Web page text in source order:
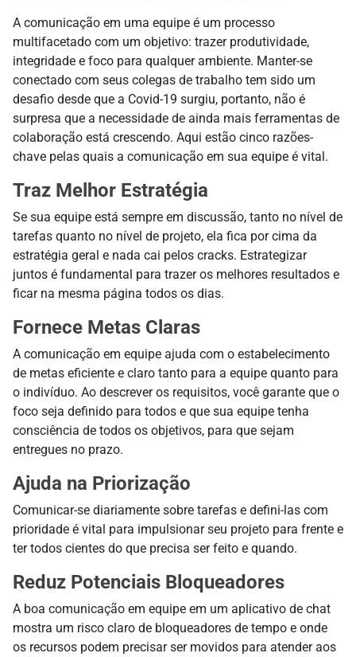
A comunicação em uma equipe é um processo
multifacetado com um objetivo: trazer produtividade,
integridade e foco para qualquer ambiente. Manter-se
conectado com seus colegas de trabalho tem sido um
desafio desde que a Covid-19 surgiu, portanto, não é
surpresa que a necessidade de ainda mais ferramentas de
colaboração está crescendo. Aqui estão cinco razões-
chave pelas quais a comunicação em sua equipe é vital.
Traz Melhor Estratégia
Se sua equipe está sempre em discussão, tanto no nível de
tarefas quanto no nível de projeto, ela fica por cima da
estratégia geral e nada cai pelos cracks. Estrategizar
juntos é fundamental para trazer os melhores resultados e
ficar na mesma página todos os dias.
Fornece Metas Claras
A comunicação em equipe ajuda com o estabelecimento
de metas eficiente e claro tanto para a equipe quanto para
o indivíduo. Ao descrever os requisitos, você garante que o
foco seja definido para todos e que sua equipe tenha
consciência de todos os objetivos, para que sejam
entregues no prazo.
Ajuda na Priorização
Comunicar-se diariamente sobre tarefas e defini-las com
prioridade é vital para impulsionar seu projeto para frente e
ter todos cientes do que precisa ser feito e quando.
Reduz Potenciais Bloqueadores
A boa comunicação em equipe em um aplicativo de chat
mostra um risco claro de bloqueadores de tempo e onde
os recursos podem precisar ser movidos para atender aos